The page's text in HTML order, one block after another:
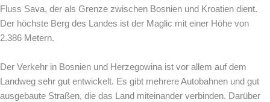
Fluss Sava, der als Grenze zwischen Bosnien und Kroatien dient.
Der höchste Berg des Landes ist der Maglic mit einer Höhe von
2.386 Metern.
Der Verkehr in Bosnien und Herzegowina ist vor allem auf dem
Landweg sehr gut entwickelt. Es gibt mehrere Autobahnen und gut
ausgebaute Straßen, die das Land miteinander verbinden. Darüber